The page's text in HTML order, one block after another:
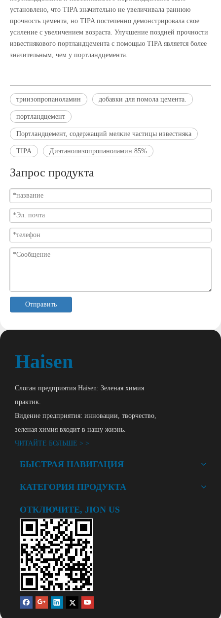
установлено, что TIPA значительно не увеличивала раннюю
прочность цемента, но TIPA постепенно демонстрировала свое
усиление с увеличением возраста. Улучшение поздней прочности
известнякового портландцемента с помощью TIPA является более
значительным, чем у портландцемента.
триизопропаноламин добавки для помола цемента.
портландцемент
Портландцемент, содержащий мелкие частицы известняка
TIPA Диэтанолизопропаноламин 85%
Запрос продукта
Отправить
Haisen
Слоган предприятия Haisen: Зеленая химия
практик.
Видение предприятия: инновации, творчество,
зеленая химия входит в нашу жизнь.
ЧИТАЙТЕ БОЛЬШЕ > >
БЫСТРАЯ НАВИГАЦИЯ
КАТЕГОРИЯ ПРОДУКТА
ОТКЛЮЧИТЕ, JION US